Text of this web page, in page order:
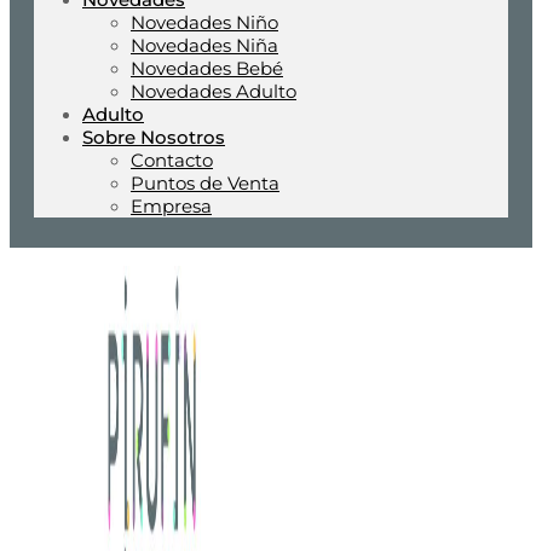
Novedades Niño
Novedades Niña
Novedades Bebé
Novedades Adulto
Adulto
Sobre Nosotros
Contacto
Puntos de Venta
Empresa